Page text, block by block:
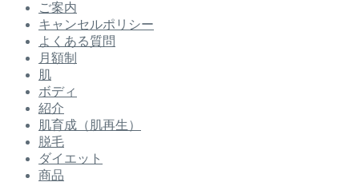
ご案内
キャンセルポリシー
よくある質問
月額制
肌
ボディ
紹介
肌育成（肌再生）
脱毛
ダイエット
商品